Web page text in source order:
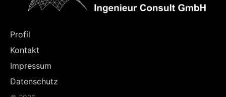
Profil
Kontakt
Impressum
Datenschutz